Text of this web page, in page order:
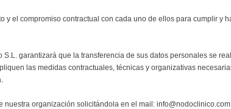
el compromiso contractual con cada uno de ellos para cumplir y
garantizará que la transferencia de sus datos personales se
las medidas contractuales, técnicas y organizativas
organización solicitándola en el mail: info@nodoclinico.com